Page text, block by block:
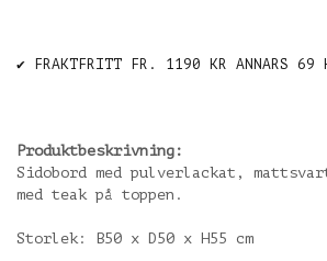
✔️ FRAKTFRITT FR. 1190 KR ANNARS 69
Produktbeskrivning:
Sidobord med pulverlackat,
med teak på toppen.
Storlek: B50 x D50 x H55 cm